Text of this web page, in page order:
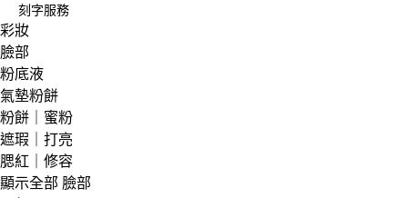
刻字服務
彩妝
臉部
粉底液
氣墊粉餅
粉餅｜蜜粉
遮瑕｜打亮
腮紅｜修容
顯示全部 臉部